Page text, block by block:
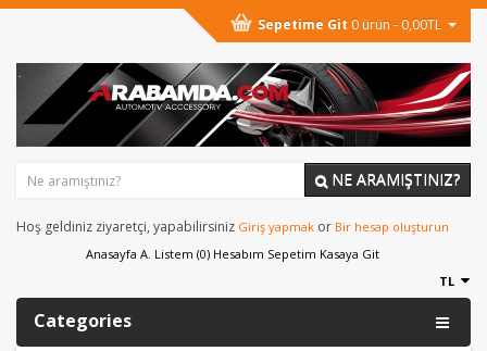
Sepetime Git 0 ürün - 0,00TL
NE ARAMIŞTINIZ?
Hoş geldiniz ziyaretçi, yapabilirsiniz Giriş yapmak or Bir hesap oluşturun
Anasayfa A. Listem (0) Hesabım Sepetim Kasaya Git
TL
Categories